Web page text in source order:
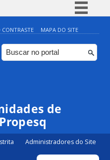
Simplifique!
Comunica BR
Participe
Canais
CONTRASTE MAPA DO SITE
de
Administradores do Site